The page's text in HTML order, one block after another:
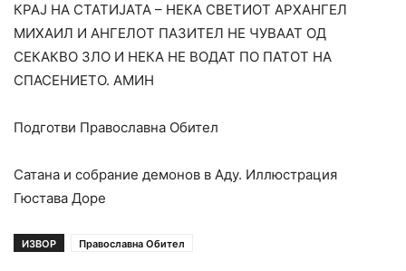
КРАЈ НА СТАТИЈАТА – НЕКА СВЕТИОТ АРХАНГЕЛ
МИХАИЛ И АНГЕЛОТ ПАЗИТЕЛ НЕ ЧУВААТ ОД
СЕКАКВО ЗЛО И НЕКА НЕ ВОДАТ ПО ПАТОТ НА
СПАСЕНИЕТО. АМИН
Подготви Православна Обител
Сатана и собрание демонов в Аду. Иллюстрация
Гюстава Доре
ИЗВОР Православна Обител